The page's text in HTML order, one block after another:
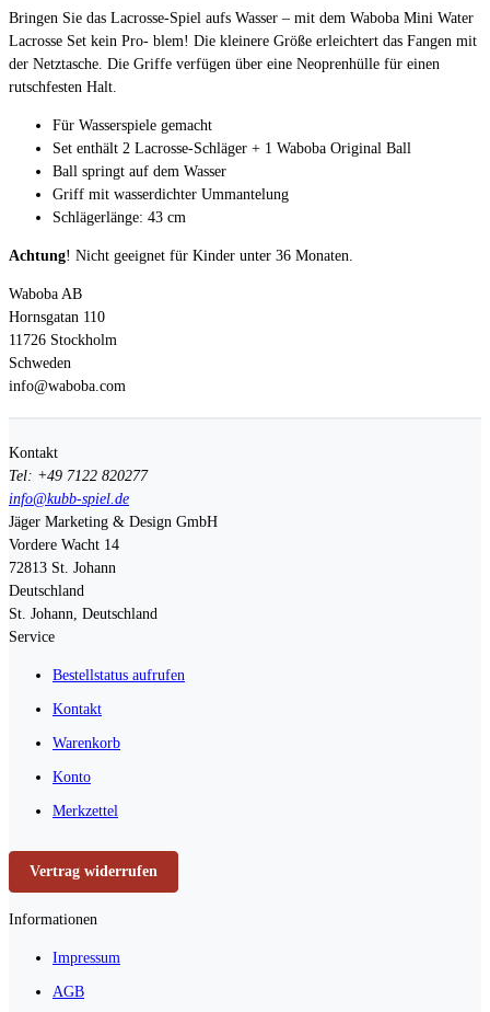
Bringen Sie das Lacrosse-Spiel aufs Wasser – mit dem Waboba Mini Water
Lacrosse Set kein Pro- blem! Die kleinere Größe erleichtert das Fangen mit
der Netztasche. Die Griffe verfügen über eine Neoprenhülle für einen
rutschfesten Halt.
Für Wasserspiele gemacht
Set enthält 2 Lacrosse-Schläger + 1 Waboba Original Ball
Ball springt auf dem Wasser
Griff mit wasserdichter Ummantelung
Schlägerlänge: 43 cm
Achtung! Nicht geeignet für Kinder unter 36 Monaten.
Waboba AB
Hornsgatan 110
11726 Stockholm
Schweden
info@waboba.com
Kontakt
Tel: +49 7122 820277
info@kubb-spiel.de
Jäger Marketing & Design GmbH
Vordere Wacht 14
72813 St. Johann
Deutschland
St. Johann, Deutschland
Service
Bestellstatus aufrufen
Kontakt
Warenkorb
Konto
Merkzettel
Vertrag widerrufen
Informationen
Impressum
AGB